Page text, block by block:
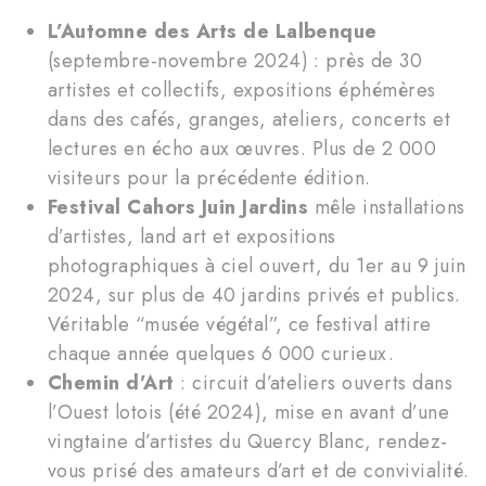
L’Automne des Arts de Lalbenque
(septembre-novembre 2024) : près de 30
artistes et collectifs, expositions éphémères
dans des cafés, granges, ateliers, concerts et
lectures en écho aux œuvres. Plus de 2 000
visiteurs pour la précédente édition.
Festival Cahors Juin Jardins mêle installations
d’artistes, land art et expositions
photographiques à ciel ouvert, du 1er au 9 juin
2024, sur plus de 40 jardins privés et publics.
Véritable “musée végétal”, ce festival attire
chaque année quelques 6 000 curieux.
Chemin d’Art : circuit d’ateliers ouverts dans
l’Ouest lotois (été 2024), mise en avant d’une
vingtaine d’artistes du Quercy Blanc, rendez-
vous prisé des amateurs d’art et de convivialité.